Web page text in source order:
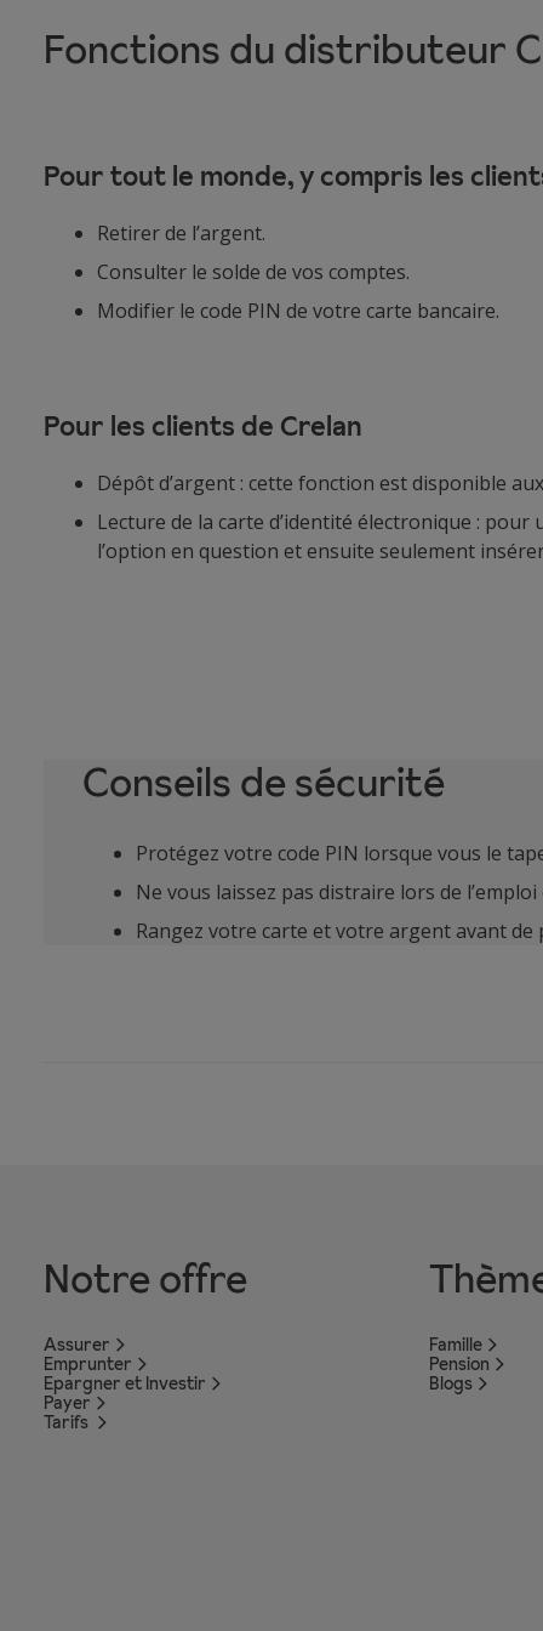
Fonctions du distributeur
Pour tout le monde, y compris les
Retirer de l’argent.
Consulter le solde de vos comptes.
Modifier le code PIN de votre carte bancaire.
Pour les clients de Crelan
Dépôt d’argent : cette fonction est disponible
Lecture de la carte d’identité électronique :
l’option en question et ensuite seulement
Conseils de sécurité
Protégez votre code PIN lorsque vous le
Ne vous laissez pas distraire lors de
Rangez votre carte et votre argent avant de
Notre offre
Assurer
Emprunter
Epargner et Investir
Payer
Tarifs
Famille
Pension
Blogs